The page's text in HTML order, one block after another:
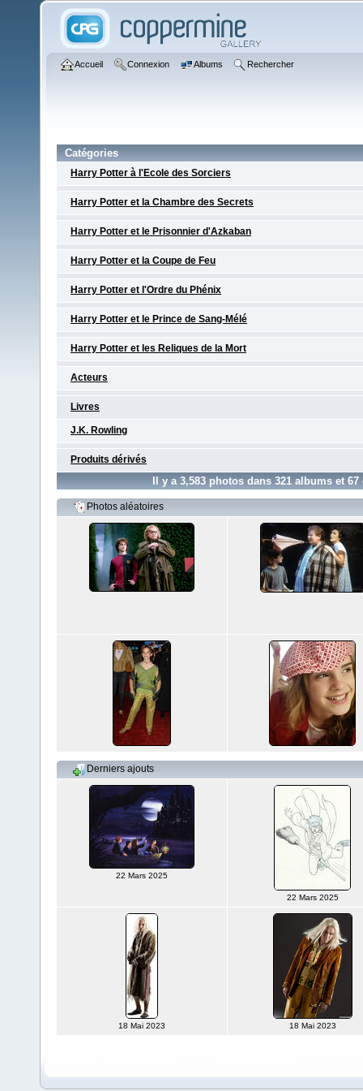
Accueil Connexion Albums Rechercher
Catégories
Harry Potter à l'Ecole des Sorciers
Harry Potter et la Chambre des Secrets
Harry Potter et le Prisonnier d'Azkaban
Harry Potter et la Coupe de Feu
Harry Potter et l'Ordre du Phénix
Harry Potter et le Prince de Sang-Mélé
Harry Potter et les Reliques de la Mort
Acteurs
Livres
J.K. Rowling
Produits dérivés
Il y a 3,583 photos dans 321 albums et 67
Photos aléatoires
Derniers ajouts
22 Mars 2025
22 Mars 2025
18 Mai 2023 18 Mai 2023